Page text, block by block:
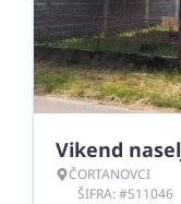
Vikend
ČORTANOVCI
ŠIFRA: #511046